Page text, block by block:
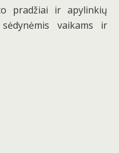
pradžiai ir apylinkių
vaikams ir